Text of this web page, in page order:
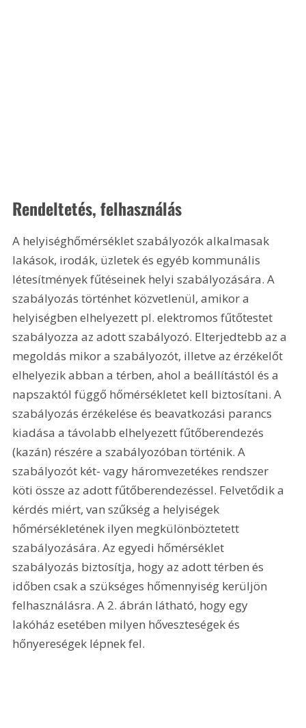
Rendeltetés, felhasználás
A helyiséghőmérséklet szabályozók alkalmasak
lakások, irodák, üzletek és egyéb kommunális
létesítmények fűtéseinek helyi szabályozására. A
szabályozás történhet közvetlenül, amikor a
helyiségben elhelyezett pl. elektromos fűtőtestet
szabályozza az adott szabályozó. Elterjedtebb az a
megoldás mikor a szabályozót, illetve az érzékelőt
elhelyezik abban a térben, ahol a beállítástól és a
napszaktól függő hőmérsékletet kell biztosítani. A
szabályozás érzékelése és beavatkozási parancs
kiadása a távolabb elhelyezett fűtőberendezés
(kazán) részére a szabályozóban történik. A
szabályozót két- vagy háromvezetékes rendszer
köti össze az adott fűtőberendezéssel. Felvetődik a
kérdés miért, van szűkség a helyiségek
hőmérsékletének ilyen megkülönböztetett
szabályozására. Az egyedi hőmérséklet
szabályozás biztosítja, hogy az adott térben és
időben csak a szükséges hőmennyiség kerüljön
felhasználásra. A 2. ábrán látható, hogy egy
lakóház esetében milyen hőveszteségek és
hőnyereségek lépnek fel.